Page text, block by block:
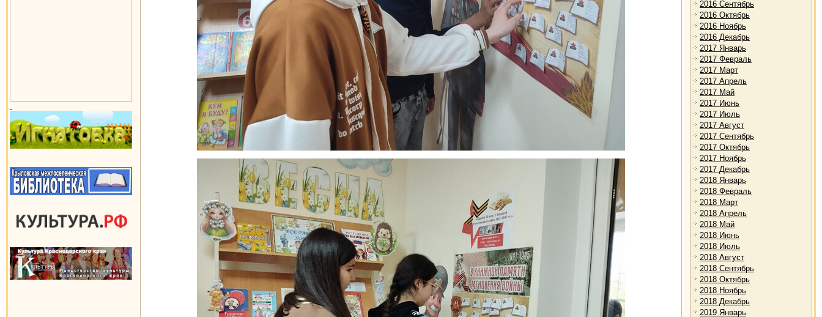
2016 Сентябрь
2016 Октябрь
2016 Ноябрь
2016 Декабрь
2017 Январь
2017 Февраль
2017 Март
2017 Апрель
2017 Май
2017 Июнь
2017 Июль
2017 Август
2017 Сентябрь
2017 Октябрь
2017 Ноябрь
2017 Декабрь
2018 Январь
2018 Февраль
2018 Март
2018 Апрель
2018 Май
2018 Июнь
2018 Июль
2018 Август
2018 Сентябрь
2018 Октябрь
2018 Ноябрь
2018 Декабрь
2019 Январь